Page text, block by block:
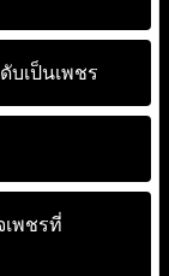
บเป็นเพชร
พชรที่